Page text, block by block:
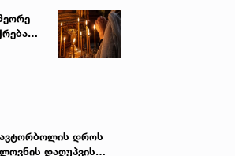
-
დროს
დაღუპვის